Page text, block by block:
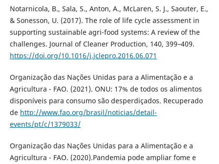
Notarnicola, B., Sala, S., Anton, A., McLaren, S. J., Saouter, E.,
& Sonesson, U. (2017). The role of life cycle assessment in
supporting sustainable agri-food systems: A review of the
challenges. Journal of Cleaner Production, 140, 399–409.
https://doi.org/10.1016/j.jclepro.2016.06.071
Organização das Nações Unidas para a Alimentação e a
Agricultura - FAO. (2021). ONU: 17% de todos os alimentos
disponíveis para consumo são desperdiçados. Recuperado
de http://www.fao.org/brasil/noticias/detail-
events/pt/c/1379033/
Organização das Nações Unidas para a Alimentação e a
Agricultura - FAO. (2020).Pandemia pode ampliar fome e